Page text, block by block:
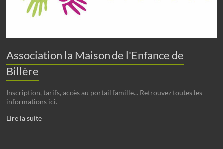
Association la Maison de l'Enfance de
Billère
Inscription, tarifs, accès au portail famille... Retrouvez toutes les
informations ici.
Lire la suite